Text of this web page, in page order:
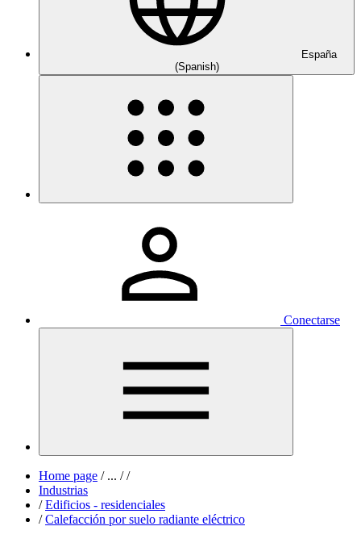
España
(Spanish)
Conectarse
Home page /... / /
Industrias
/ Edificios - residenciales
/ Calefacción por suelo radiante eléctrico